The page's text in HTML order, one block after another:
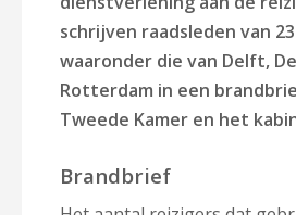
schrijven raadsleden van
waaronder die van Delft,
Rotterdam in een
Tweede Kamer en het
Brandbrief